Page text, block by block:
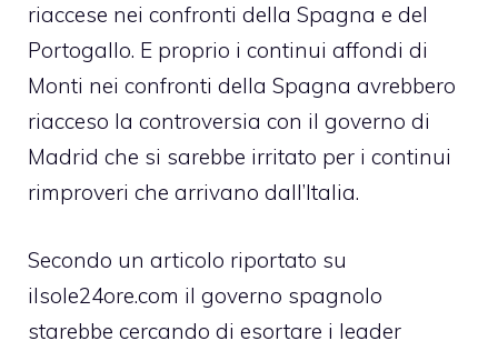
riaccese nei confronti della Spagna e del
Portogallo. E proprio i continui affondi di
Monti nei confronti della Spagna avrebbero
riacceso la controversia con il governo di
Madrid che si sarebbe irritato per i continui
rimproveri che arrivano dall’Italia.
Secondo un articolo riportato su
ilsole24ore.com il governo spagnolo
starebbe cercando di esortare i leader